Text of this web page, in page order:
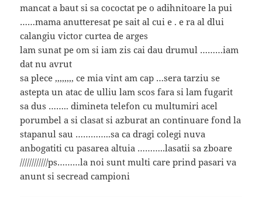
mancat a baut si sa cococtat pe o adihnitoare la pui
……mama anutteresat pe sait al cui e . e ra al dlui
calangiu victor curtea de arges
lam sunat pe om si iam zis cai dau drumul ………iam
dat nu avrut
sa plece ,,,,,,,, ce mia vint am cap …sera tarziu se
astepta un atac de ulliu lam scos fara si lam fugarit
sa dus …….. dimineta telefon cu multumiri acel
porumbel a si clasat si azburat an continuare fond la
stapanul sau …………..sa ca dragi colegi nuva
anbogatiti cu pasarea altuia ………..lasatii sa zboare
////////////ps………la noi sunt multi care prind pasari va
anunt si secread campioni